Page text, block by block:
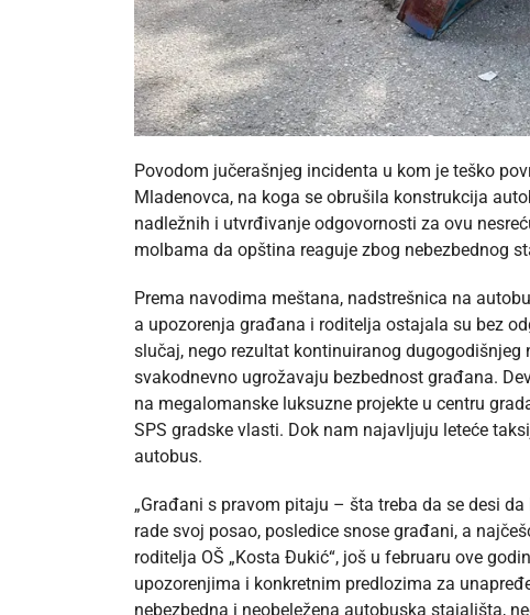
Povodom jučerašnjeg incidenta u kom je teško
Mladenovca, na koga se obrušila konstrukcija
nadležnih i utvrđivanje odgovornosti za ovu
molbama da opština reaguje zbog nebezbednog
Prema navodima meštana, nadstrešnica na
a upozorenja građana i roditelja ostajala su bez
slučaj, nego rezultat kontinuiranog
svakodnevno ugrožavaju bezbednost građana.
na megalomanske luksuzne projekte u centru
SPS gradske vlasti. Dok nam najavljuju leteće
autobus.
„Građani s pravom pitaju – šta treba da se desi
rade svoj posao, posledice snose građani, a
roditelja OŠ „Kosta Đukić“, još u februaru ove
upozorenjima i konkretnim predlozima za
nebezbedna i neobeležena autobuska stajališta,